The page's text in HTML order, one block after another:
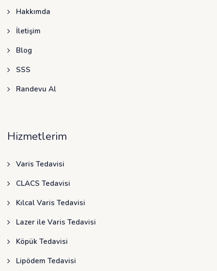
Hakkımda
İletişim
Blog
SSS
Randevu Al
Hizmetlerim
Varis Tedavisi
CLACS Tedavisi
Kılcal Varis Tedavisi
Lazer ile Varis Tedavisi
Köpük Tedavisi
Lipödem Tedavisi